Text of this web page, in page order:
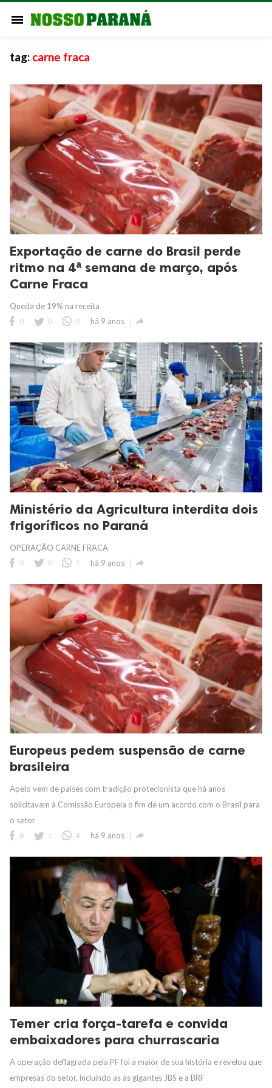
menu
tag: carne fraca
Exportação de carne do Brasil perde
ritmo na 4ª semana de março, após
Carne Fraca
Queda de 19% na receita
0 0 0 há 9 anos 
Ministério da Agricultura interdita dois
frigoríficos no Paraná
OPERAÇÃO CARNE FRACA
0 0 1 há 9 anos 
Europeus pedem suspensão de carne
brasileira
Apelo vem de países com tradição protecionista que há anos
solicitavam à Comissão Europeia o fim de um acordo com o Brasil para
o setor
0 1 4 há 9 anos 
Temer cria força-tarefa e convida
embaixadores para churrascaria
A operação deflagrada pela PF foi a maior de sua história e revelou que
empresas do setor, incluindo as as gigantes JBS e a BRF